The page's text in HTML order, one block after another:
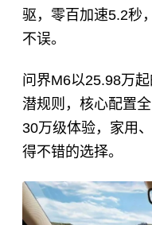
驱，零百加速5.2秒
不误。
问界M6以25.98万
潜规则，核心配置
30万级体验，家用
得不错的选择。